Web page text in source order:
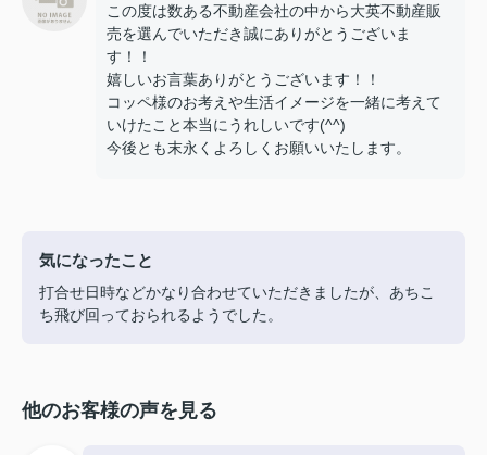
この度は数ある不動産会社の中から大英不動産販
売を選んでいただき誠にありがとうございま
す！！
嬉しいお言葉ありがとうございます！！
コッペ様のお考えや生活イメージを一緒に考えて
いけたこと本当にうれしいです(^^)
今後とも末永くよろしくお願いいたします。
気になったこと
打合せ日時などかなり合わせていただきましたが、あちこ
ち飛び回っておられるようでした。
他のお客様の声を見る